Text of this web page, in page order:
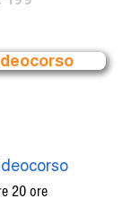
Oltre 20 ore